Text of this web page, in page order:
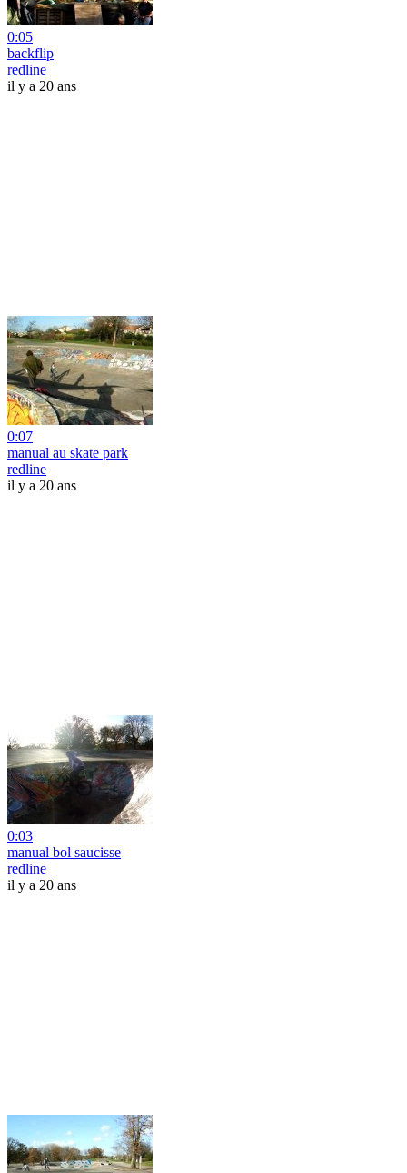
0:05
backflip
redline
il y a 20 ans
0:07
manual au skate park
redline
il y a 20 ans
0:03
manual bol saucisse
redline
il y a 20 ans